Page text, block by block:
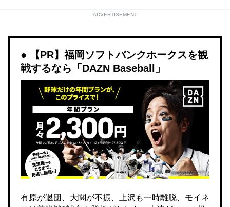
ADVERTISEMENT
【PR】福岡ソフトバンクホークスを観
戦するなら「DAZN Baseball」
有原が退団、大関が不振、上沢も一時離脱、モイネ